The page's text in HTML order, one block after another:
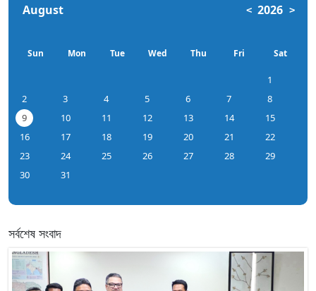
August < 2026 >
Sun Mon Tue Wed Thu Fri Sat
1
2
3 4 5 6 7
8
9
10 11 12 13 14
15
16
17 18 19 20 21
22
23
24 25 26 27 28
29
30
31
সর্বশেষ সংবাদ